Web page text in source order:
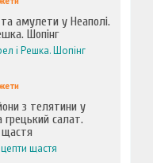
амулети у Неаполі.
Шопінг
і Решка. Шопінг
з телятини у
грецький салат.
щастя